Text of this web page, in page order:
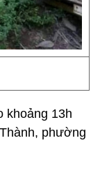
khoảng 13h
phường